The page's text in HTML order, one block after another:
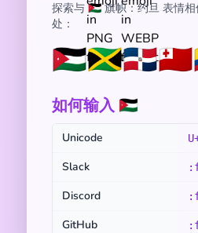
探索与 🇯🇴 旗帜：约旦 表情
处：
🇯🇴🇯🇲🇩🇴🇹🇴
如何输入 🇯🇴
Unicode
Slack
Discord
GitHub